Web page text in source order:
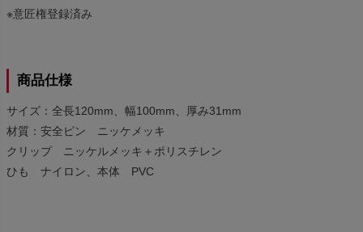
※意匠権登録済み
商品仕様
サイズ：全長120mm、幅100mm、厚み31mm
材質：安全ピン ニッケメッキ
クリップ ニッケルメッキ＋ポリスチレン
ひも ナイロン、本体 PVC